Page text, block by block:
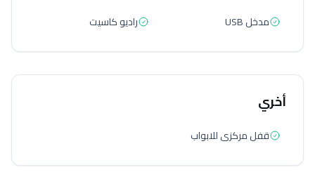
مدخل USB راديو كاسيت
أخري
قفل مركزى للابواب